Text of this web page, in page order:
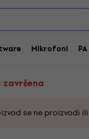
Mikrofoni PA
Black M
se ne proizvodi